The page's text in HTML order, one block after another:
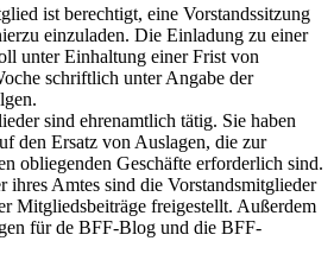
ist berechtigt, eine Vorstandssitzung
einzuladen. Die Einladung zu einer
unter Einhaltung einer Frist von
schriftlich unter Angabe der
sind ehrenamtlich tätig. Sie haben
den Ersatz von Auslagen, die zur
obliegenden Geschäfte erforderlich sind.
ihres Amtes sind die Vorstandsmitglieder
Mitgliedsbeiträge freigestellt. Außerdem
für de BFF-Blog und die BFF-